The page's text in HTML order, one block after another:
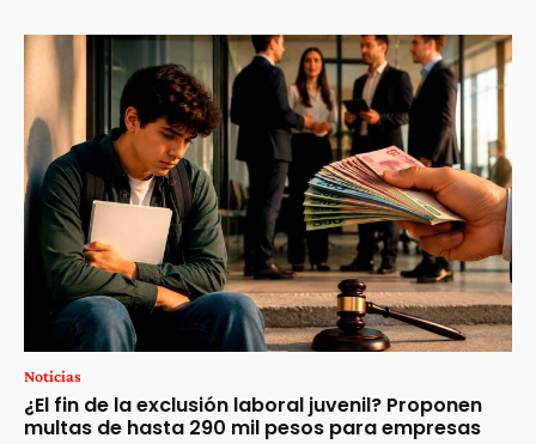
Noticias
¿El fin de la exclusión laboral juvenil? Proponen
multas de hasta 290 mil pesos para empresas